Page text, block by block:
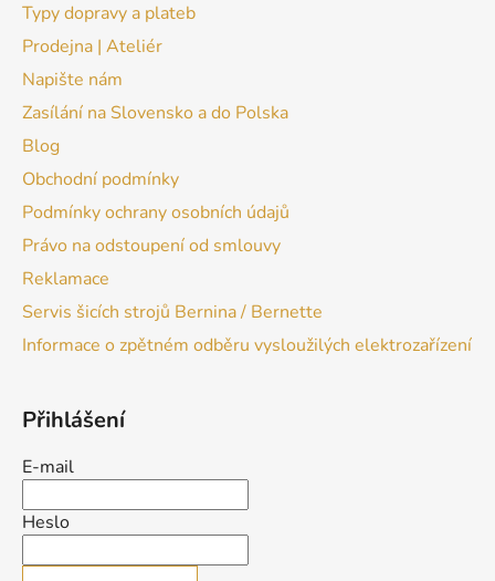
Typy dopravy a plateb
Prodejna | Ateliér
Napište nám
Zasílání na Slovensko a do Polska
Blog
Obchodní podmínky
Podmínky ochrany osobních údajů
Právo na odstoupení od smlouvy
Reklamace
Servis šicích strojů Bernina / Bernette
Informace o zpětném odběru vysloužilých elektrozařízení
Přihlášení
E-mail
Heslo